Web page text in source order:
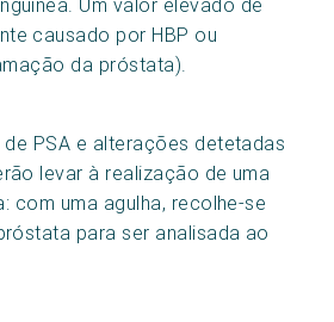
causado por HBP ou
da próstata).
PSA e alterações detetadas
levar à realização de uma
com uma agulha, recolhe-se
para ser analisada ao